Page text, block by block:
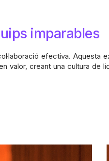
imparables
efectiva. Aquesta
valor, creant una cultura de